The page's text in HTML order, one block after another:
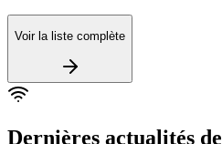
Voir la liste complète
Dernières actualités de